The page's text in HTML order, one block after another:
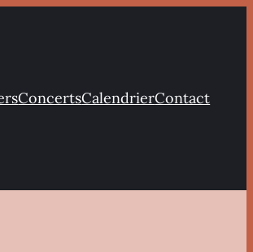
ConcertsCalendrierContact